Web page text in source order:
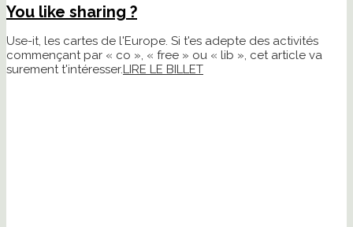
You like sharing ?
Use-it, les cartes de l'Europe. Si t'es adepte des activités
commençant par « co », « free » ou « lib », cet article va
surement t'intéresser.LIRE LE BILLET